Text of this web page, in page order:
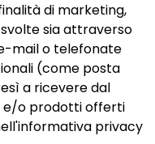
di marketing,
sia attraverso
mail o telefonate
(come posta
a ricevere dal
e/o prodotti offerti
privacy